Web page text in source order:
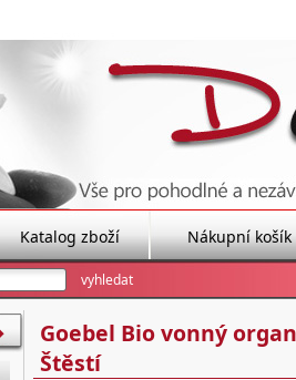
Katalog zboží Nákupní košík
Goebel Bio vonný
Štěstí